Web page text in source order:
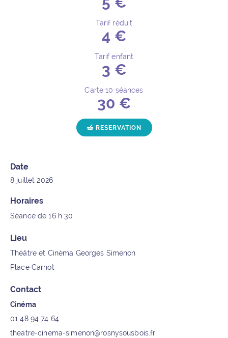
Tarif réduit
4 €
Tarif enfant
3 €
Carte 10 séances
30 €
RESERVATION POUR L'ÉVÉNEMENT
Date
8 juillet 2026
Horaires
Séance de 16 h 30
Lieu
Théâtre et Cinéma Georges Simenon
Place Carnot
Contact
Cinéma
01 48 94 74 64
theatre-cinema-simenon@rosnysousbois.fr